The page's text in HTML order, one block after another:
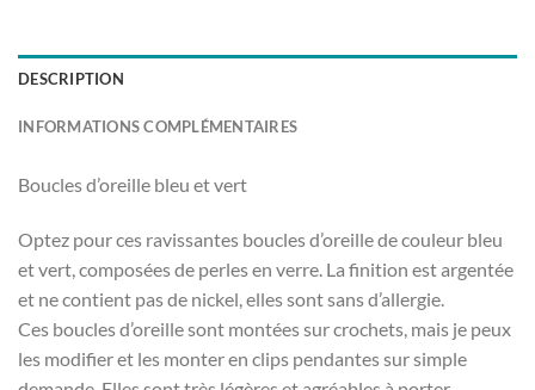
DESCRIPTION
INFORMATIONS COMPLÉMENTAIRES
Boucles d’oreille bleu et vert
Optez pour ces ravissantes boucles d’oreille de couleur bleu
et vert, composées de perles en verre. La finition est argentée
et ne contient pas de nickel, elles sont sans d’allergie.
Ces boucles d’oreille sont montées sur crochets, mais je peux
les modifier et les monter en clips pendantes sur simple